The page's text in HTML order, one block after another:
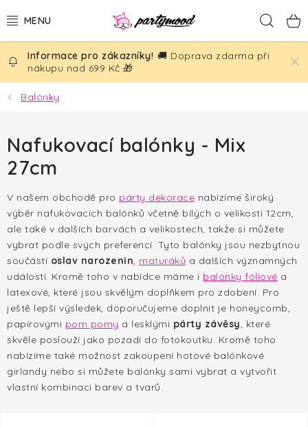
na
BALÓNKY
PÁRTY DEKORACE
TÉMATA
NAROZENINY
AKČNÍ CENY!
HALLOWEEN
SILVESTR
VÁNOCE
🚚 Doprava zdarma při
nákupu nad 699 Kč 🎁
Balónky
Nafukovací balónky - Mix
27cm
V našem obchodě pro párty dekorace nabízíme široký
výběr nafukovacích balónků včetně bílých o velikosti 12cm,
ale také v dalších barvách a velikostech, takže si můžete
vybrat podle svých preferencí. Tyto balónky jsou nezbytnou
součástí oslav narozenin, maturáků a dalších významných
událostí. Kromě toho v nabídce máme i balónky fóliové a
latexové, které jsou skvělým doplňkem pro zdobení. Pro
ještě lepší výsledek, doporučujeme doplnit je honeycomb,
papírovými pom pomy a lesklými párty závěsy, které
skvěle poslouží jako pozadí do fotokoutku. Kromě toho
nabízíme také možnost zakoupení hotové balónkové
girlandy nebo si můžete balónky sami vybrat a vytvořit
vlastní kombinaci barev a tvarů.